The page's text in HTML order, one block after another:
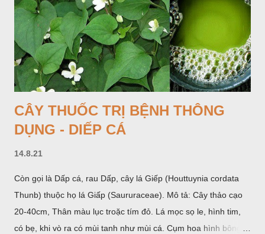
Philippin. Ở nước ta, khoai nưa mọc hoang rải rác ở khắp các
vùng rừng núi, được bà con nhiều địa phương đem về trồng từ
lâu đời ở trong vườn, quanh bờ ao, dọc hàng rào và trên các
đồi để làm thức ăn cho người và gia súc, gặp nhiều ở các tỉnh
Lạng s...
CÂY THUỐC TRỊ BỆNH THÔNG
DỤNG - DIẾP CÁ
14.8.21
Còn gọi là Dấp cá, rau Dấp, cây lá Giếp (Houttuynia cordata
Thunb) thuộc họ lá Giấp (Saururaceae). Mô tả: Cây thảo cạo
20-40cm, Thân màu lục troặc tím đỏ. Lá mọc sọ le, hình tim,
có bẹ, khi vò ra có mùi tanh như mùi cá. Cụm hoa hình bông